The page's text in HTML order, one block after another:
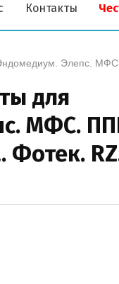
Контакты
Элепс.
для
МФС.